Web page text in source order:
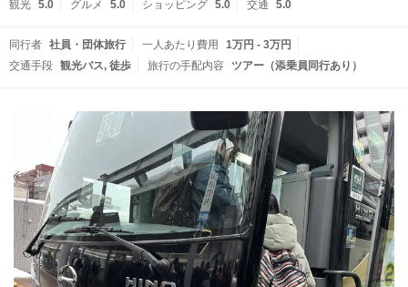
観光 5.0 グルメ 5.0 ショッピング 5.0 交通 5.0
同行者 社員・団体旅行 一人あたり費用
1万円 - 3万円
交通手段 観光バス 徒歩 旅行の手配内容 ツアー（添乗員同行あり）